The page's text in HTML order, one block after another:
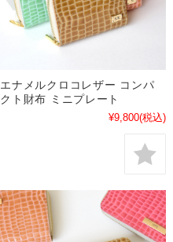
エナメルクロコレザー コンパ
クト財布 ミニプレート
¥9,800(税込)